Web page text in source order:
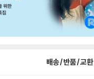
배송/반품/교환